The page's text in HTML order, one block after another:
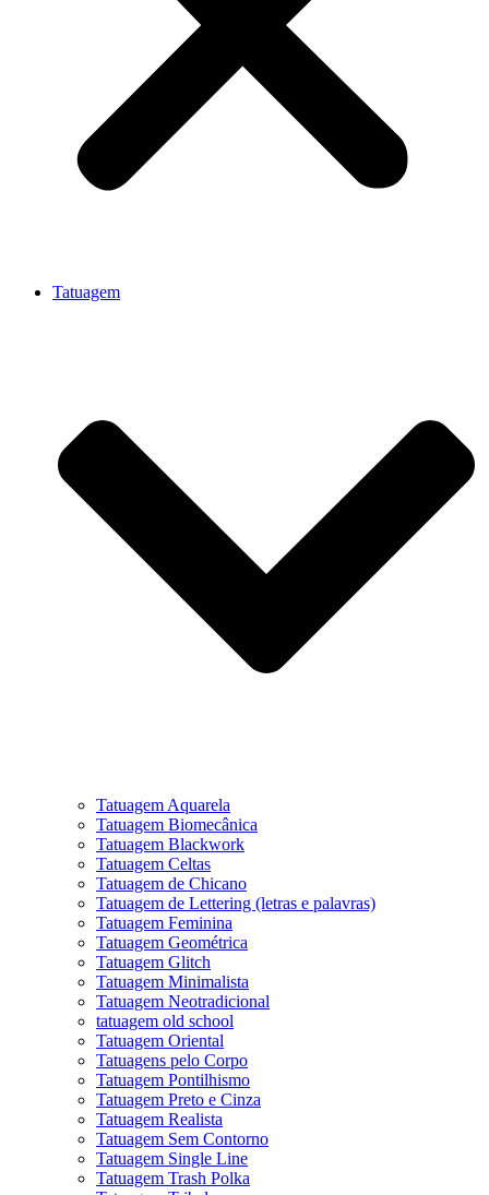
Tatuagem
Tatuagem Aquarela
Tatuagem Biomecânica
Tatuagem Blackwork
Tatuagem Celtas
Tatuagem de Chicano
Tatuagem de Lettering (letras e palavras)
Tatuagem Feminina
Tatuagem Geométrica
Tatuagem Glitch
Tatuagem Minimalista
Tatuagem Neotradicional
tatuagem old school
Tatuagem Oriental
Tatuagens pelo Corpo
Tatuagem Pontilhismo
Tatuagem Preto e Cinza
Tatuagem Realista
Tatuagem Sem Contorno
Tatuagem Single Line
Tatuagem Trash Polka